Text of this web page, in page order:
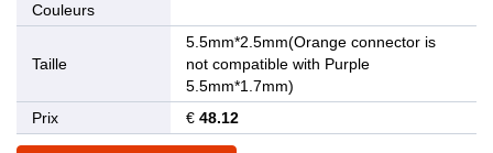
Couleurs
Taille
5.5mm*2.5mm(Orange connector is
not compatible with Purple
5.5mm*1.7mm)
Prix
€ 48.12